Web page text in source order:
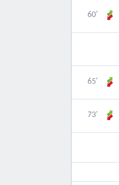
60'
65'
73'